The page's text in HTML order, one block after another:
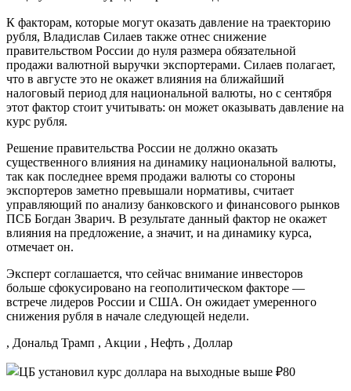
К факторам, которые могут оказать давление на траекторию
рубля, Владислав Силаев также отнес снижение
правительством России до нуля размера обязательной
продажи валютной выручки экспортерами. Силаев полагает,
что в августе это не окажет влияния на ближайший
налоговый период для национальной валюты, но с сентября
этот фактор стоит учитывать: он может оказывать давление на
курс рубля.
Решение правительства России не должно оказать
существенного влияния на динамику национальной валюты,
так как последнее время продажи валюты со стороны
экспортеров заметно превышали нормативы, считает
управляющий по анализу банковского и финансового рынков
ПСБ Богдан Зварич. В результате данный фактор не окажет
влияния на предложение, а значит, и на динамику курса,
отмечает он.
Эксперт соглашается, что сейчас внимание инвесторов
больше сфокусировано на геополитическом факторе —
встрече лидеров России и США. Он ожидает умеренного
снижения рубля в начале следующей недели.
, Дональд Трамп , Акции , Нефть , Доллар